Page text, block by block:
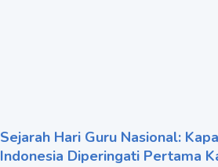
Sejarah Hari Guru Nasional:
Indonesia Diperingati Pertama